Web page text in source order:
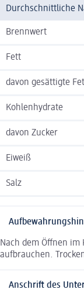
Durchschnittliche
Brennwert
Fett
davon gesättigte
Kohlenhydrate
davon Zucker
Eiweiß
Salz
Nach dem Öffnen
aufbrauchen.
Anschrift des